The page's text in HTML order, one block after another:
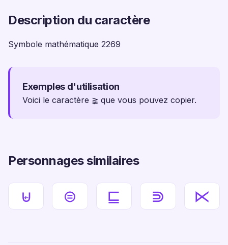
Description du caractère
Symbole mathématique 2269
Exemples d'utilisation
Voici le caractère ≩ que vous pouvez copier.
Personnages similaires
⊌ ⊜ ⊑ ⋑ ⋉